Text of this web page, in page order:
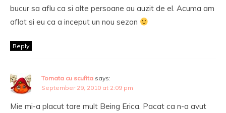
bucur sa aflu ca si alte persoane au auzit de el. Acuma am
aflat si eu ca a inceput un nou sezon
Reply
Tomata cu scufita says:
September 29, 2010 at 2:09 pm
Mie mi-a placut tare mult Being Erica. Pacat ca n-a avut